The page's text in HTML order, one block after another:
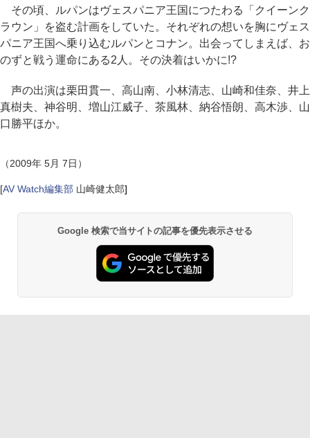
その頃、ルパンはヴェスパニア王国につたわる「クイーンク
ラウン」を盗む計画をしていた。それぞれの想いを胸にヴェス
パニア王国へ乗り込むルパンとコナン。出会ってしまえば、お
のずと戦う運命にある2人。その決着はいかに!?
声の出演は栗田貫一、高山南、小林清志、山崎和佳奈、井上
真樹夫、神谷明、増山江威子、茶風林、納谷悟朗、高木渉、山
口勝平ほか。
（2009年 5月 7日）
[AV Watch編集部 山崎健太郎]
Google 検索で当サイトの記事を優先表示させる